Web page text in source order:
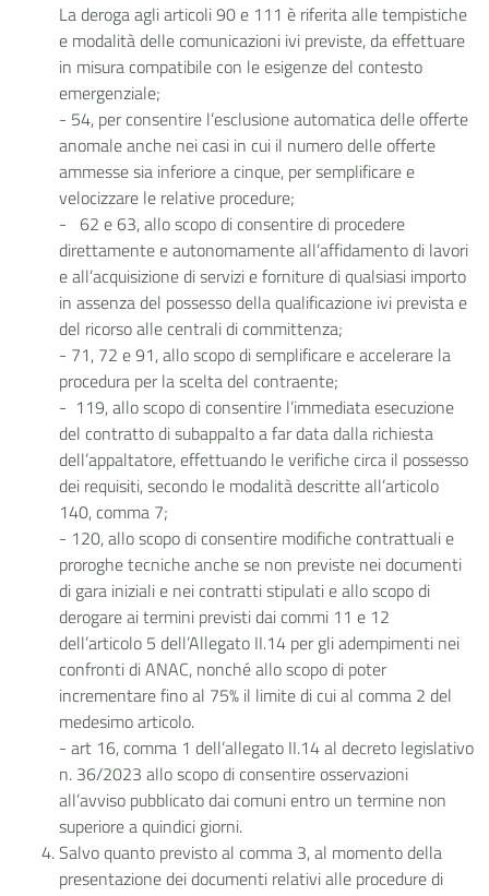
La deroga agli articoli 90 e 111 è riferita alle tempistiche
e modalità delle comunicazioni ivi previste, da effettuare
in misura compatibile con le esigenze del contesto
emergenziale;
- 54, per consentire l’esclusione automatica delle offerte
anomale anche nei casi in cui il numero delle offerte
ammesse sia inferiore a cinque, per semplificare e
velocizzare le relative procedure;
- 62 e 63, allo scopo di consentire di procedere
direttamente e autonomamente all’affidamento di lavori
e all’acquisizione di servizi e forniture di qualsiasi importo
in assenza del possesso della qualificazione ivi prevista e
del ricorso alle centrali di committenza;
- 71, 72 e 91, allo scopo di semplificare e accelerare la
procedura per la scelta del contraente;
- 119, allo scopo di consentire l’immediata esecuzione
del contratto di subappalto a far data dalla richiesta
dell’appaltatore, effettuando le verifiche circa il possesso
dei requisiti, secondo le modalità descritte all’articolo
140, comma 7;
- 120, allo scopo di consentire modifiche contrattuali e
proroghe tecniche anche se non previste nei documenti
di gara iniziali e nei contratti stipulati e allo scopo di
derogare ai termini previsti dai commi 11 e 12
dell’articolo 5 dell’Allegato II.14 per gli adempimenti nei
confronti di ANAC, nonché allo scopo di poter
incrementare fino al 75% il limite di cui al comma 2 del
medesimo articolo.
- art 16, comma 1 dell’allegato II.14 al decreto legislativo
n. 36/2023 allo scopo di consentire osservazioni
all’avviso pubblicato dai comuni entro un termine non
superiore a quindici giorni.
Salvo quanto previsto al comma 3, al momento della
presentazione dei documenti relativi alle procedure di